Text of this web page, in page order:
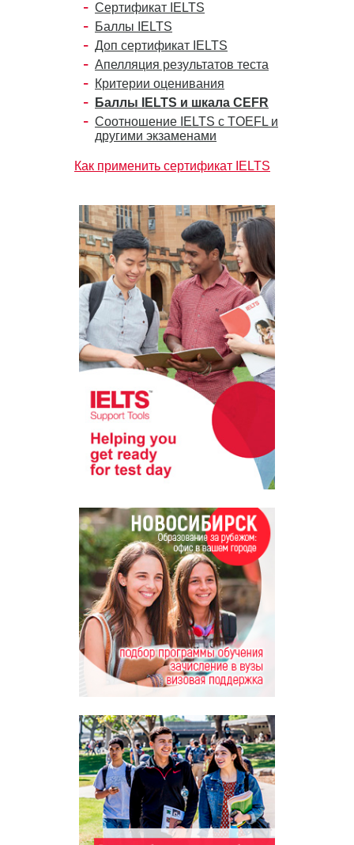
Сертификат IELTS
Баллы IELTS
Доп сертификат IELTS
Апелляция результатов теста
Критерии оценивания
Баллы IELTS и шкала CEFR
Соотношение IELTS с TOEFL и
другими экзаменами
Как применить сертификат IELTS